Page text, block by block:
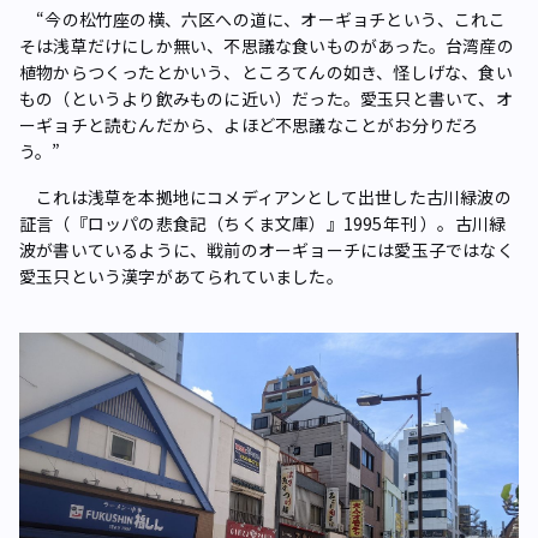
“今の松竹座の横、六区への道に、オーギョチという、これこ
そは浅草だけにしか無い、不思議な食いものがあった。台湾産の
植物からつくったとかいう、ところてんの如き、怪しげな、食い
もの（というより飲みものに近い）だった。愛玉只と書いて、オ
ーギョチと読むんだから、よほど不思議なことがお分りだろ
う。”
これは浅草を本拠地にコメディアンとして出世した古川緑波の
証言（『ロッパの悲食記（ちくま文庫）』1995年刊 ）。古川緑
波が書いているように、戦前のオーギョーチには愛玉子ではなく
愛玉只という漢字があてられていました。